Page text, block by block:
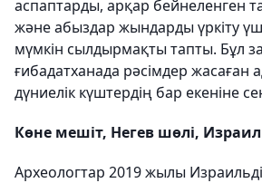
аспаптарды, арқар бейнеленген
және абыздар жындарды үркіту
мүмкін сылдырмақты тапты. Бұл
ғибадатханада рәсімдер жасаған
дүниелік күштердің бар екеніне
Көне мешіт, Негев шөлі,
Археологтар 2019 жылы